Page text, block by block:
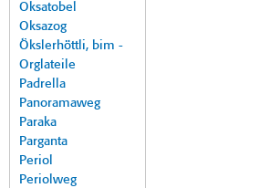
Oksatobel
Oksazog
Ökslerhöttli, bim -
Orglateile
Padrella
Panoramaweg
Paraka
Parganta
Periol
Periolweg